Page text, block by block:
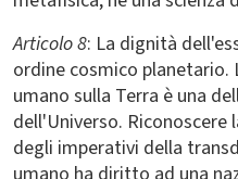
Articolo 8: La dignità
ordine cosmico planetario.
umano sulla Terra è una
dell'Universo. Riconoscere
degli imperativi della